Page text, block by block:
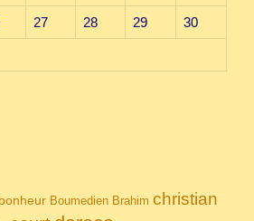
27 28 29 30
bonheur Boumedien Brahim christian